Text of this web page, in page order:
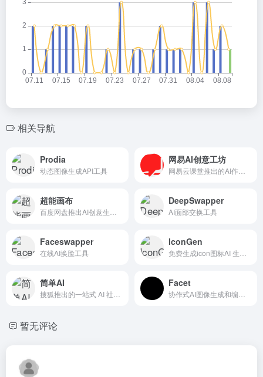
相关导航
Prodia
动态图像生成API工具
网易AI创意工坊
超能画布 DeepSwapper
AI面部交换工具
Faceswapper
在线AI换脸工具
IconGen
简单AI Facet
暂无评论